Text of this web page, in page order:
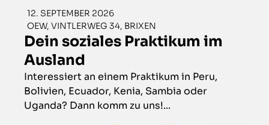
12. SEPTEMBER 2026
OEW, VINTLERWEG 34, BRIXEN
Dein soziales Praktikum im
Ausland
Interessiert an einem Praktikum in Peru,
Bolivien, Ecuador, Kenia, Sambia oder
Uganda? Dann komm zu uns!...